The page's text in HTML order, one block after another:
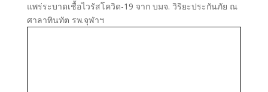
แพร่ระบาดเชื้อไวรัสโควิด-19 จาก บมจ. วิริยะประกันภัย ณ
ศาลาทินทัต รพ.จุฬาฯ